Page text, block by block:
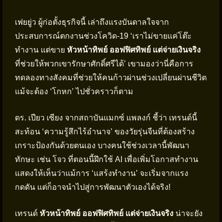
เฟยยู่ว ผู้ก่อตั้งธุรกิจนี้ เล่าถึงแรงบันดาลใจจาก
ประสบการณ์ตกงานช่วงโควิด-19 ‘เราไม่ขายแค่โต๊ะ
ทำงาน แต่ขาย หัวหน้าทิพย์ ออฟฟิศทิพย์ แต่จ่ายเงินจริง
ที่ช่วยให้พวกเขารักษาศักดิ์ศรีได้’ เขามองว่านี่คือการ
ทดลองทางสังคมที่ช่วยให้คนก้าวผ่านช่วงเปลี่ยนผ่านชีวิต
แม้จะต้อง ‘โกหก’ ไปชั่วคราวก็ตาม
ดร. เปียว เซียง จากสถาบันแมกซ์ แพลงก์ ชี้ว่า เทรนด์นี้
สะท้อน ‘ความรู้สึกไร้อำนาจ’ ของวัยรุ่นจีนที่ต้องสร้าง
เกราะป้องกันด้วยตนเอง บางคนใช้ช่วงเวลานี้พัฒนา
ทักษะ เช่น โจว ที่ตอนนี้ฝึกใช้ AI เพื่อเพิ่มโอกาสทำงาน
แสดงให้เห็นว่าแม้การ ‘แสร้งทำงาน’ จะเริ่มจากแรง
กดดัน แต่ก็อาจนำไปสู่การพัฒนาตัวเองได้จริง!
เทรนด์ หัวหน้าทิพย์ ออฟฟิศทิพย์ แต่จ่ายเงินจริง น่าจะยัง